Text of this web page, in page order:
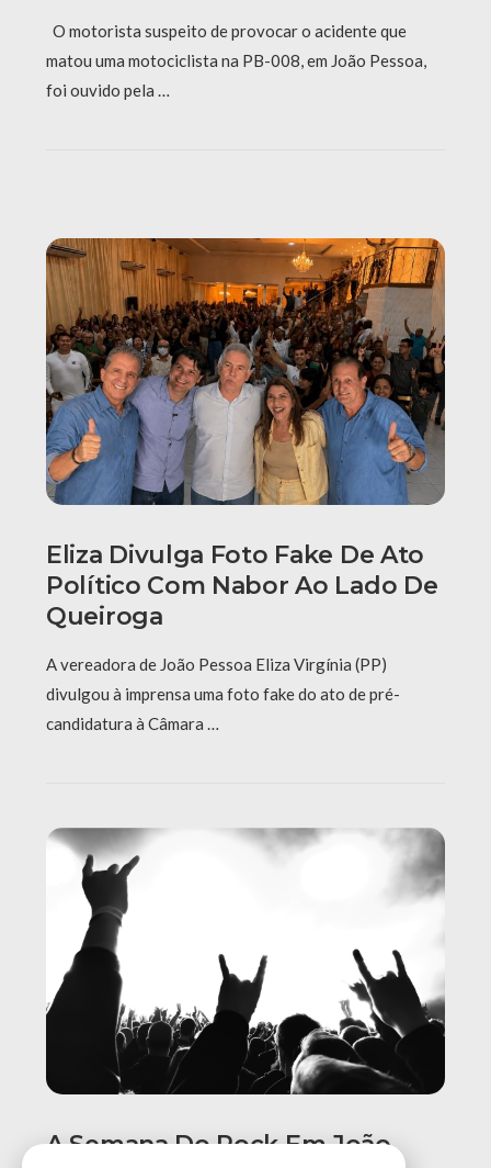
O motorista suspeito de provocar o acidente que
matou uma motociclista na PB-008, em João Pessoa,
foi ouvido pela …
Eliza Divulga Foto Fake De Ato
Político Com Nabor Ao Lado De
Queiroga
A vereadora de João Pessoa Eliza Virgínia (PP)
divulgou à imprensa uma foto fake do ato de pré-
candidatura à Câmara …
A Semana Do Rock Em João